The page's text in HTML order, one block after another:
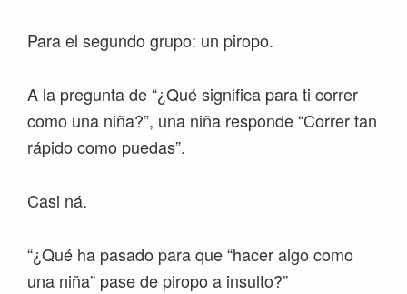
Para el segundo grupo: un piropo.
A la pregunta de “¿Qué significa para ti correr
como una niña?”, una niña responde “Correr tan
rápido como puedas”.
Casi ná.
“¿Qué ha pasado para que “hacer algo como
una niña” pase de piropo a insulto?”